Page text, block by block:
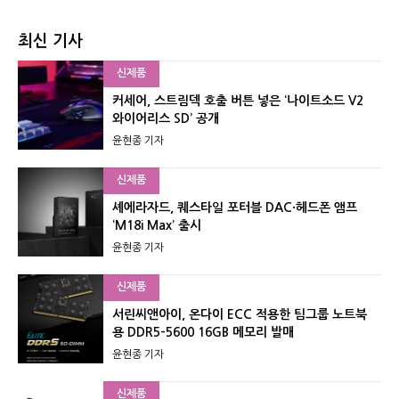
최신 기사
신제품
커세어, 스트림덱 호출 버튼 넣은 ‘나이트소드 V2
와이어리스 SD’ 공개
윤현종 기자
신제품
셰에라자드, 퀘스타일 포터블 DAC·헤드폰 앰프
‘M18i Max’ 출시
윤현종 기자
신제품
서린씨앤아이, 온다이 ECC 적용한 팀그룹 노트북
용 DDR5-5600 16GB 메모리 발매
윤현종 기자
신제품